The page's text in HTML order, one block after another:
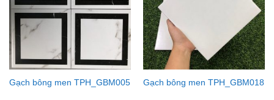
Gạch bông men TPH_GBM005 Gạch bông men TPH_GBM018